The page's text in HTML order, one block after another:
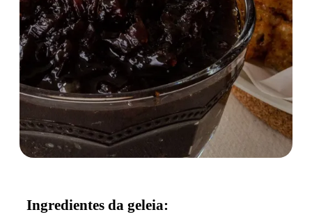
Ingredientes da geleia: